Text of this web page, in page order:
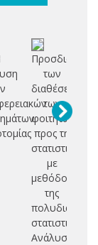
των
διαθέσεων
των
φοιτητών
προς τη
στατιστική
με
μεθόδους
της
στατιστικής
Ανάλυσης.